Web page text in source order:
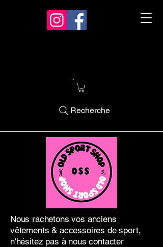
Nous rachetons vos anciens
vêtements & accessoires de sport,
n'hésitez pas à nous contacter
Recherche